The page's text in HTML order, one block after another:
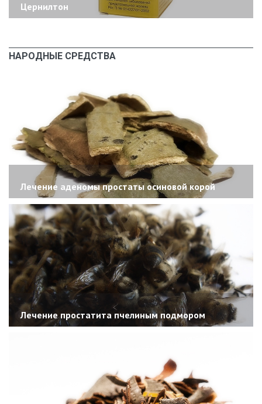
Цернилтон
НАРОДНЫЕ СРЕДСТВА
Лечение аденомы простаты осиновой корой
Лечение простатита пчелиным подмором